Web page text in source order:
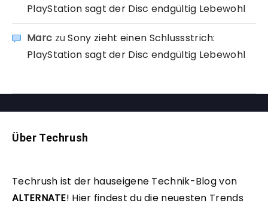
PlayStation sagt der Disc endgültig Lebewohl
Marc zuSony zieht einen Schlussstrich:
PlayStation sagt der Disc endgültig Lebewohl
Über Techrush
Techrush ist der hauseigene Technik-Blog von
ALTERNATE! Hier findest du die neuesten Trends